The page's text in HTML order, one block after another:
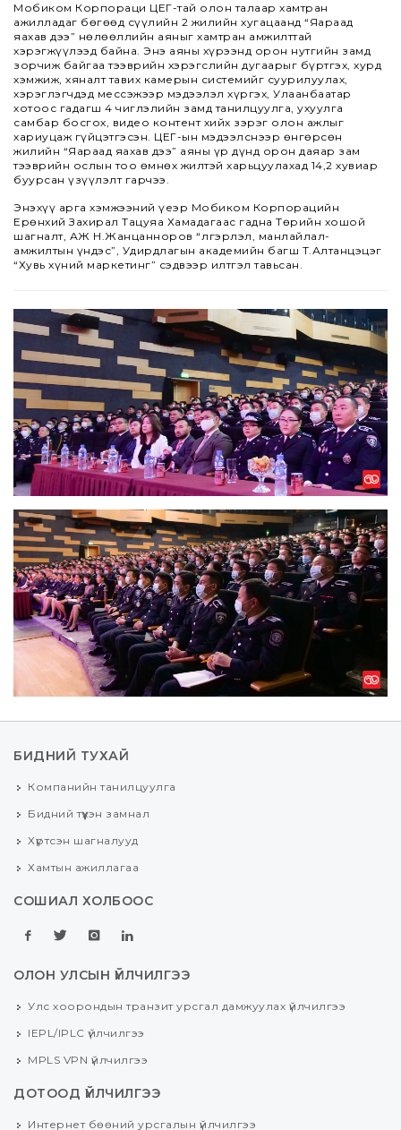
Мобиком Корпораци ЦЕГ-тай олон талаар хамтран
ажилладаг бөгөөд сүүлийн 2 жилийн хугацаанд “Яараад
яахав дээ” нөлөөллийн аяныг хамтран амжилттай
хэрэгжүүлээд байна. Энэ аяны хүрээнд орон нутгийн замд
зорчиж байгаа тээврийн хэрэгслийн дугаарыг бүртгэх, хурд
хэмжиж, хяналт тавих камерын системийг суурилуулах,
хэрэглэгчдэд мессэжээр мэдээлэл хүргэх, Улаанбаатар
хотоос гадагш 4 чиглэлийн замд танилцуулга, ухуулга
самбар босгох, видео контент хийх зэрэг олон ажлыг
хариуцаж гүйцэтгэсэн. ЦЕГ-ын мэдээлснээр өнгөрсөн
жилийн “Яараад яахав дээ” аяны үр дүнд орон даяар зам
тээврийн ослын тоо өмнөх жилтэй харьцуулахад 14,2 хувиар
буурсан үзүүлэлт гарчээ.
Энэхүү арга хэмжээний үеэр Мобиком Корпорацийн
Ерөнхий Захирал Тацуяа Хамадагаас гадна Төрийн хошой
шагналт, АЖ Н.Жанцанноров “Үлгэрлэл, манлайлал-
амжилтын үндэс”, Удирдлагын академийн багш Т.Алтанцэцэг
“Хувь хүний маркетинг” сэдвээр илтгэл тавьсан.
БИДНИЙ ТУХАЙ
Компанийн танилцуулга
Бидний түүхэн замнал
Хүртсэн шагналууд
Хамтын ажиллагаа
СОШИАЛ ХОЛБООС
ОЛОН УЛСЫН ҮЙЛЧИЛГЭЭ
Улс хоорондын транзит урсгал дамжуулах үйлчилгээ
IEPL/IPLC үйлчилгээ
MPLS VPN үйлчилгээ
ДОТООД ҮЙЛЧИЛГЭЭ
Интернет бөөний урсгалын үйлчилгээ